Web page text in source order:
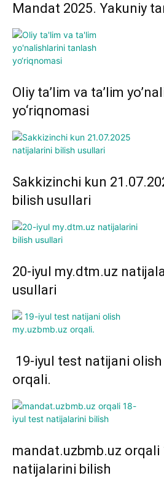
Mandat 2025. Yakuniy
Oliy ta’lim va ta’lim
yo‘riqnomasi
Sakkizinchi kun
bilish usullari
20-iyul my.dtm.uz
usullari
19-iyul test natijani
orqali.
mandat.uzbmb.uz orqali
natijalarini bilish